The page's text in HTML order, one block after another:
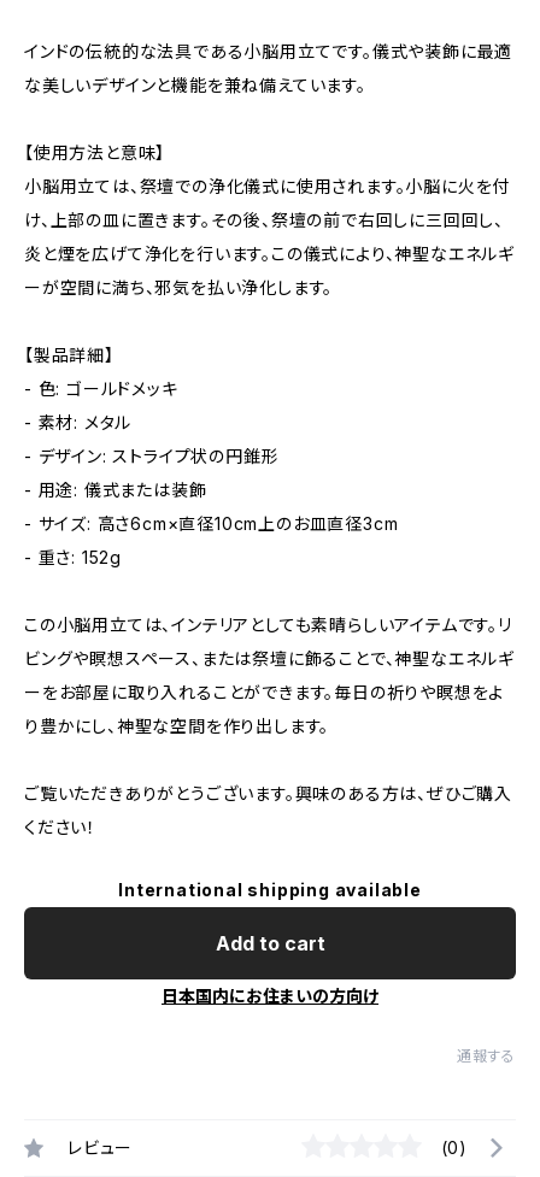
インドの伝統的な法具である小脳用立てです。儀式や装飾に最適
な美しいデザインと機能を兼ね備えています。
【使用方法と意味】
小脳用立ては、祭壇での浄化儀式に使用されます。小脳に火を付
け、上部の皿に置きます。その後、祭壇の前で右回しに三回回し、
炎と煙を広げて浄化を行います。この儀式により、神聖なエネルギ
ーが空間に満ち、邪気を払い浄化します。
【製品詳細】
- 色: ゴールドメッキ
- 素材: メタル
- デザイン: ストライプ状の円錐形
- 用途: 儀式または装飾
- サイズ: 高さ6cm×直径10cm上のお皿直径3cm
- 重さ: 152g
この小脳用立ては、インテリアとしても素晴らしいアイテムです。リ
ビングや瞑想スペース、または祭壇に飾ることで、神聖なエネルギ
ーをお部屋に取り入れることができます。毎日の祈りや瞑想をよ
り豊かにし、神聖な空間を作り出します。
ご覧いただきありがとうございます。興味のある方は、ぜひご購入
ください！
International shipping available
Add to cart
日本国内にお住まいの方向け
通報する
レビュー (0)